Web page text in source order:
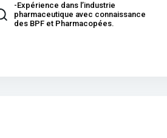
-Expérience dans l’industrie
pharmaceutique avec connaissance
des BPF et Pharmacopées.